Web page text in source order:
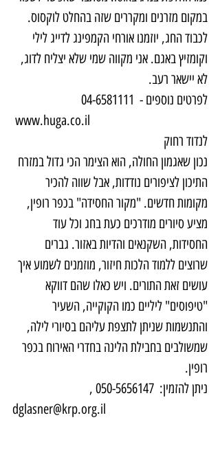
במקום מזרנים ומקררים שזה בהחלט לוקסוס.
לכבוד החג, יוזמנו אורחי הקמפינג לדייג לילי
וקומזיץ באגם. אני מקווה שמי שלא יצליח לדוג,
לא יישאר רעב.
לפרטים נוספים -  04-6581111
www.huga.co.il
לנדוד רחוק
נכון שאגמון החולה, הוא הצימר הכי גדול במזרח
התיכון לציפורים נודדות, אבל שווה להכיר
מקומות חדשים. "מקור החסידה" בכפר רופין,
מציע סיורים מודרכים כעת בחג וכל עוד
החסידות, השקנאים והדיות באזור. גברים
שרוצים ללמוד הלכות חיזור, מוזמנים לשמוע איך
עושים זאת התורים. ויש כאלו שהם דווקא
"טיפוסים" ליליים כמו הקוקייה, השעיר
והתנשמות שניתן לתצפת עליהם בסיורי לילה,
שמשולבים בחבילת הלינה בחדרי האירוח בכפר
רופין.
ניתן להזמין:  050-5656147 ,
dglasner@krp.org.il